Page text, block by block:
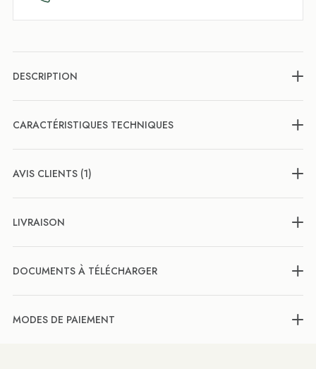
DESCRIPTION
CARACTÉRISTIQUES TECHNIQUES
AVIS CLIENTS (1)
LIVRAISON
DOCUMENTS À TÉLÉCHARGER
MODES DE PAIEMENT